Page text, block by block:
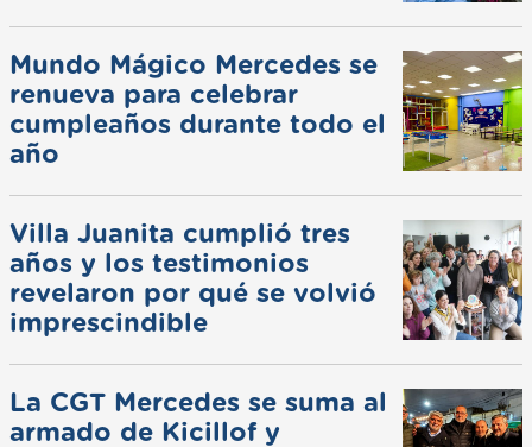
Mundo Mágico Mercedes se
renueva para celebrar
cumpleaños durante todo el
año
Villa Juanita cumplió tres
años y los testimonios
revelaron por qué se volvió
imprescindible
La CGT Mercedes se suma al
armado de Kicillof y